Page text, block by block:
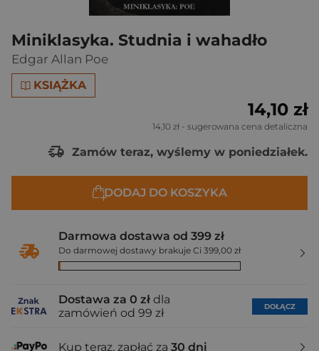
Miniklasyka. Studnia i wahadło
Edgar Allan Poe
KSIĄŻKA
14,10 zł
14,10 zł - sugerowana cena detaliczna
Zamów teraz, wyślemy w poniedziałek.
DODAJ DO KOSZYKA
Darmowa dostawa od 399 zł
Do darmowej dostawy brakuje Ci 399,00 zł
Dostawa za 0 zł dla
zamówień od 99 zł
DOŁĄCZ
Kup teraz, zapłać za 30 dni